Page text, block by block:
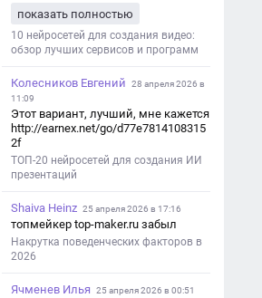
с короткими клипами в телеграм-
каналах YAGLA и Kokoc Group. Flux 2
показать полностью
10 нейросетей для создания видео:
обзор лучших сервисов и программ
Колесников Евгений
28 апреля 2026 в
11:09
Этот вариант, лучший, мне кажется
http://earnex.net/go/d77e7814108315
2f
ТОП-20 нейросетей для создания ИИ
презентаций
Shaiva Heinz 25 апреля 2026 в 17:16
топмейкер top-maker.ru забыл
Накрутка поведенческих факторов в
2026
Ячменев Илья 25 апреля 2026 в 00:51